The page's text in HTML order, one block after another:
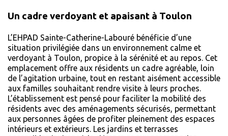
Un cadre verdoyant et apaisant à Toulon
L’EHPAD Sainte-Catherine-Labouré bénéficie d’une
situation privilégiée dans un environnement calme et
verdoyant à Toulon, propice à la sérénité et au repos. Cet
emplacement offre aux résidents un cadre agréable, loin
de l’agitation urbaine, tout en restant aisément accessible
aux familles souhaitant rendre visite à leurs proches.
L’établissement est pensé pour faciliter la mobilité des
résidents avec des aménagements sécurisés, permettant
aux personnes âgées de profiter pleinement des espaces
intérieurs et extérieurs. Les jardins et terrasses